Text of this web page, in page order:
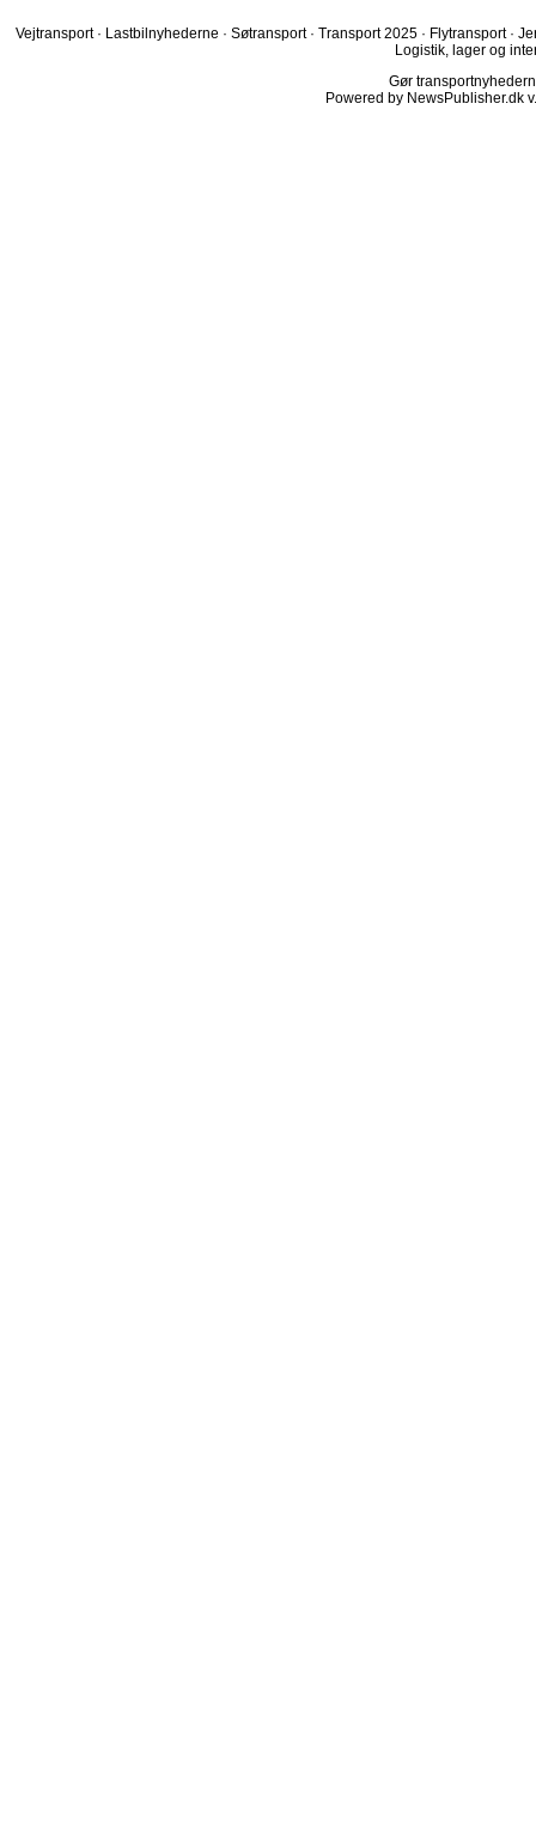
Vejtransport · Lastbilnyhederne · Søtransport · Transport 2025 · Flytransport ·
Logistik, lager og
Gør
Powered by NewsPublisher.dk